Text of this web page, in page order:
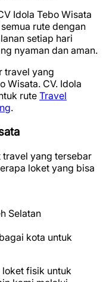
Idola Tebo Wisata
rute dengan
setiap hari
nyaman dan aman.
travel yang
Wisata. CV. Idola
rute Travel
.
yang tersebar
loket yang bisa
Selatan
kota untuk
fisik untuk